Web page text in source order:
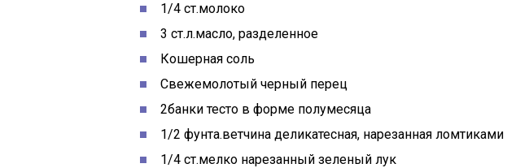
1/4 ст.молоко
3 ст.л.масло, разделенное
Кошерная соль
Свежемолотый черный перец
2банки тесто в форме полумесяца
1/2 фунта.ветчина деликатесная, нарезанная ломтиками
1/4 ст.мелко нарезанный зеленый лук